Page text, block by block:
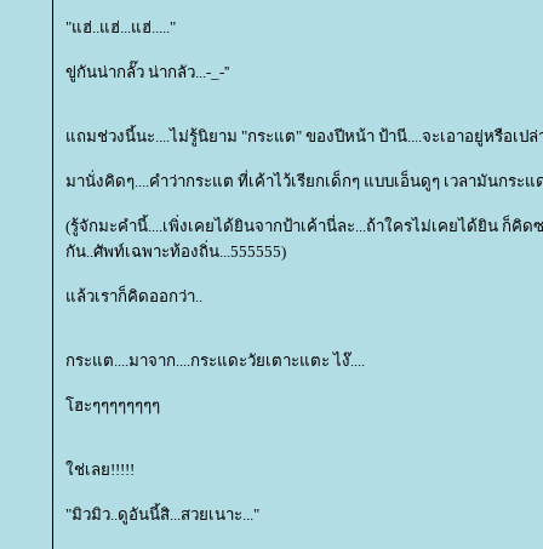
"แฮ่..แฮ่...แฮ่....."
ขู่กันน่ากลั๊ว น่ากลัว...-_-''
ถมช่วงนี้นะ....ไม่รู้นิยาม "กระแต" ของปีหน้า ป้านี....จะเอาอยู่หรือเปล่
มานั่งคิดๆ....คำว่ากระแต ที่เค้าไว้เรียกเด็กๆ แบบเอ็นดูๆ เวลามันกระ
(รู้จักมะคำนี้....เพิ่งเคยได้ยินจากป้าเค้านี่ละ...ถ้าใครไม่เคยได้ยิน ก็คิด
กัน..ศัพท์เฉพาะท้องถิ่น...555555)
ล้วเราก็คิดออกว่า..
กระแต....มาจาก....กระแดะวัยเตาะแตะ ไง๊....
ฮะๆๆๆๆๆๆๆๆ
ช่เลย!!!!!
"มิวมิว..ดูอันนี้สิ...สวยเนาะ..."